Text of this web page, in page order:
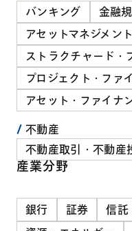
バンキング
金融
アセットマネジメン
ストラクチャード・
プロジェクト・ファ
アセット・ファイナ
不動産
不動産取引・不動産
産業分野
銀行 証券 信託